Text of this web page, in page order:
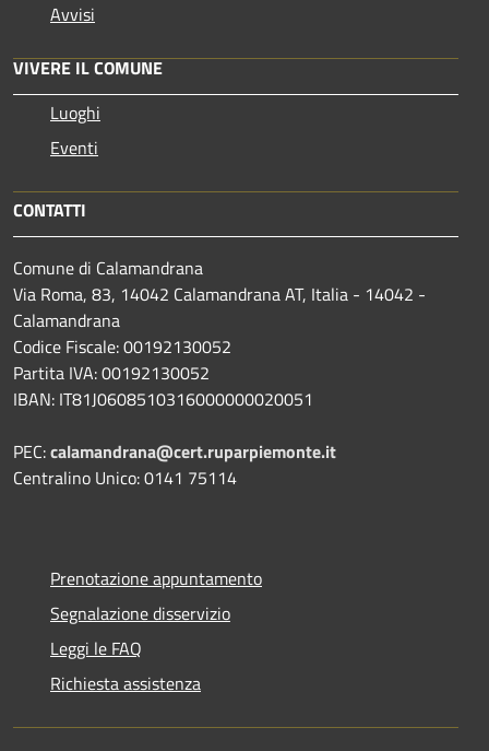
Avvisi
VIVERE IL COMUNE
Luoghi
Eventi
CONTATTI
Comune di Calamandrana
Via Roma, 83, 14042 Calamandrana AT, Italia - 14042 -
Calamandrana
Codice Fiscale: 00192130052
Partita IVA: 00192130052
IBAN: IT81J0608510316000000020051
PEC:calamandrana@cert.ruparpiemonte.it
Centralino Unico: 0141 75114
Prenotazione appuntamento
Segnalazione disservizio
Leggi le FAQ
Richiesta assistenza